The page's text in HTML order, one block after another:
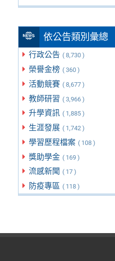
依公告類別彙總
行政公告 ( 8,730 )
榮譽金榜 ( 360 )
活動競賽 ( 8,677 )
教師研習 ( 3,966 )
升學資訊 ( 1,885 )
生涯發展 ( 1,742 )
學習歷程檔案 ( 108 )
獎助學金 ( 169 )
流感新聞 ( 17 )
防疫專區 ( 118 )